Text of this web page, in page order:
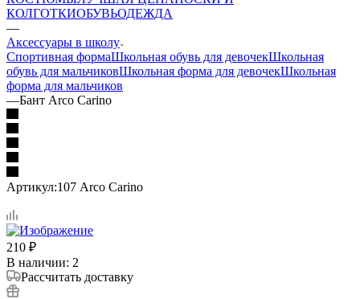
КОЛГОТКИОБУВЬОДЕЖДА
—
Аксессуары в школу
Спортивная формаШкольная обувь для девочекШкольная
обувь для мальчиковШкольная форма для девочекШкольная
форма для мальчиков
—Бант Arco Carino
Артикул:107 Arco Carino
210 ₽
В наличии: 2
Рассчитать доставку